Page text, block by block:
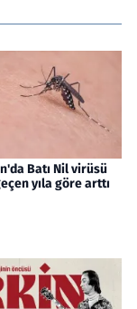
Batı Nil virüsü
yıla göre arttı